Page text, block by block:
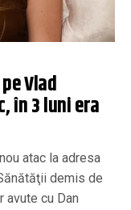
Vlad
în 3 luni era
atac la adresa
demis de
avute cu Dan